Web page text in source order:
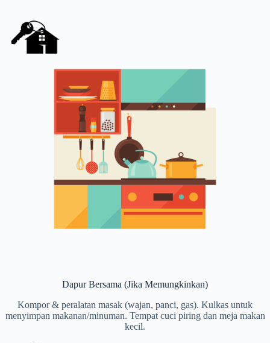
Dapur Bersama (Jika Memungkinkan)
Kompor & peralatan masak (wajan, panci, gas). Kulkas untuk
menyimpan makanan/minuman. Tempat cuci piring dan meja makan
kecil.